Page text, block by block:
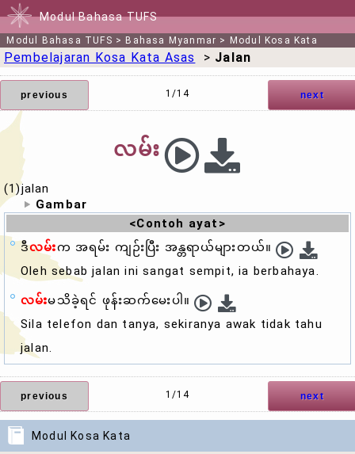
Modul Bahasa TUFS
Modul Bahasa TUFS > Bahasa Myanmar > Modul Kosa Kata
Modul Kosa Kata
Pembelajaran Kosa Kata Asas > Jalan
previous next
1/14
လမ်း
(1)jalan
Gambar
<Contoh ayat>
ဒီလမ်းက အရမ်း ကျဉ်းပြီး အန္တရာယ်များတယ်။
Oleh sebabjalan ini sangat sempit, ia berbahaya.
လမ်းမသိခဲ့ရင် ဖုန်းဆက်မေးပါ။
Sila telefon dan tanya, sekiranya awak tidak tahu
jalan.
previous next
1/14